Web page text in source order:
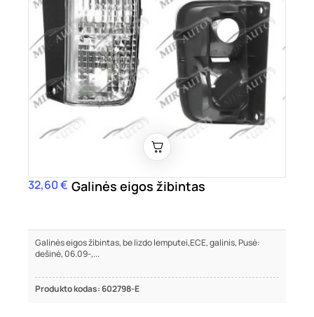
Kaina
32,60 € Galinės eigos žibintas
Galinės eigos žibintas, be lizdo lemputei,ECE, galinis, Pusė:
dešinė, 06.09-,...
Produkto kodas: 602798-E